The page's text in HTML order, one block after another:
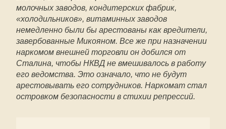
молочных заводов, кондитерских фабрик,
«холодильников», витаминных заводов
немедленно были бы арестованы как вредители,
завербованные Микояном. Все же при назначении
наркомом внешней торговли он добился от
Сталина, чтобы НКВД не вмешивалось в работу
его ведомства. Это означало, что не будут
арестовывать его сотрудников. Наркомат стал
островком безопасности в стихии репрессий.